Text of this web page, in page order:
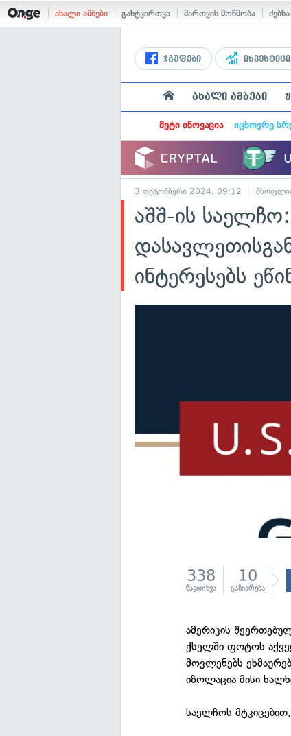
ახალი ამბები განტვირთვა მართვის მოწმობა ძებნა
ჯგუფები
ახალი ამბები
მეტი ინოვაცია იცხოვრე
3 ოქტომბერი 2024, 09:12
აშშ-ის
ინტერესებს
338
წაკითხვა
10
გაზიარება
ამერიკის
ქსელში ფოტოს
მოვლენებს
იზოლაცია მისი
საელჩოს